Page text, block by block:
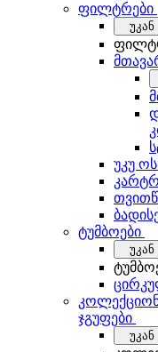
ფილტრები
უკან
უკუ
ტუმბოები
უკან
ჯგუფები
უკან